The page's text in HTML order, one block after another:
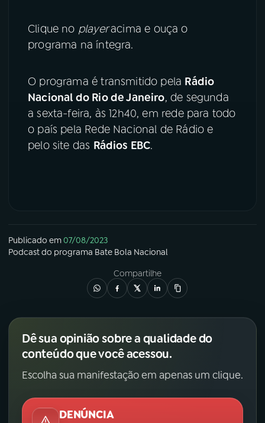
Clique no playeracima e ouça o
programa na íntegra.
O programa é transmitido pela Rádio
Nacional do Rio de Janeiro, de segunda
a sexta-feira, às 12h40, em rede para todo
o país pela Rede Nacional de Rádio e
pelo site das Rádios EBC.
Publicado em07/08/2023
Podcastdo programa Bate Bola Nacional
Compartilhe
Dê sua opinião sobre a qualidade do
conteúdo que você acessou.
Escolha sua manifestação em apenas um clique.
DENÚNCIA